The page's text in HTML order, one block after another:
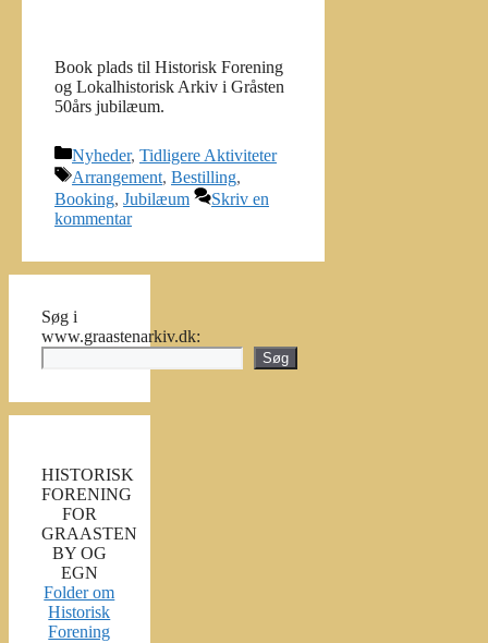
Book plads til Historisk Forening
og Lokalhistorisk Arkiv i Gråsten
50års jubilæum.
Kategorier
Nyheder, Tidligere Aktiviteter
Tags
Arrangement, Bestilling,
Booking, Jubilæum
Skriv en
kommentar
Søg i
www.graastenarkiv.dk:
Søg
HISTORISK
FORENING
FOR
GRAASTEN
BY OG
EGN
Folder om
Historisk
Forening